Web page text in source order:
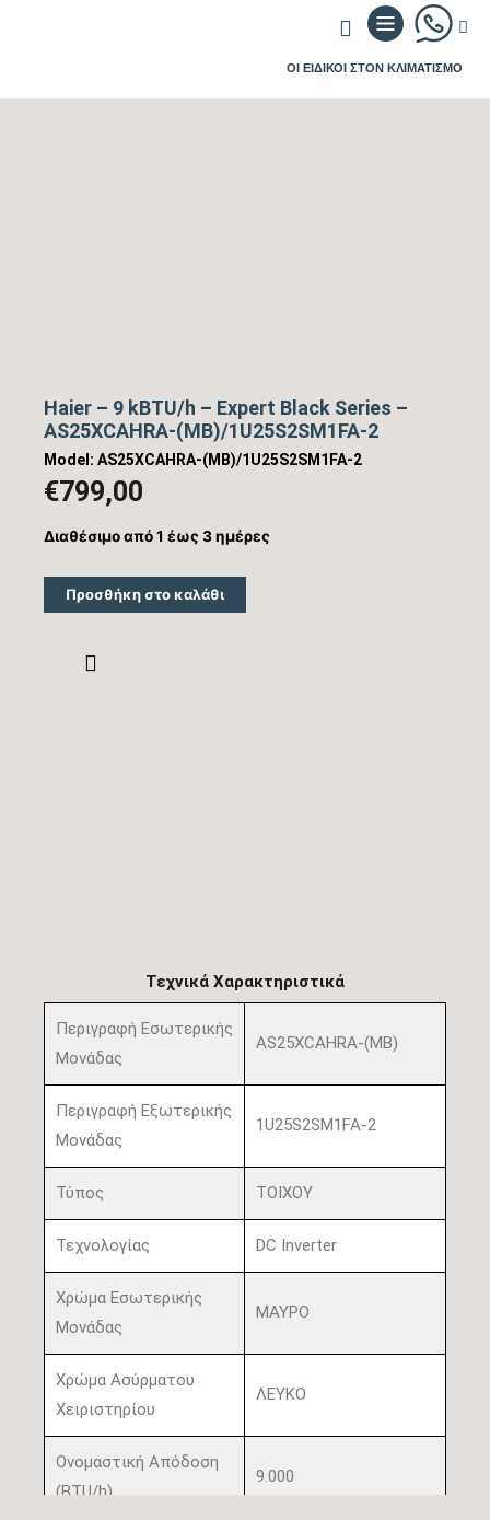
ΟΙ ΕΙΔΙΚΟΙ ΣΤΟΝ ΚΛΙΜΑΤΙΣΜΟ
Haier – 9 kBTU/h – Expert Black Series –
AS25XCAHRA-(MB)/1U25S2SM1FA-2
Model: AS25XCAHRA-(MB)/1U25S2SM1FA-2
€799,00
Διαθέσιμο από 1 έως 3 ημέρες
Προσθήκη στο καλάθι
Τεχνικά Χαρακτηριστικά
Περιγραφή Εσωτερικής
Μονάδας
AS25XCAHRA-(MB)
Περιγραφή Εξωτερικής
Μονάδας
1U25S2SM1FA-2
Τύπος ΤΟΙΧΟΥ
Τεχνολογίας DC Inverter
Χρώμα Εσωτερικής
Μονάδας
ΜΑΥΡΟ
Χρώμα Ασύρματου
Χειριστηρίου
ΛΕΥΚΟ
Ονομαστική Απόδοση
(BTU/h)
9.000